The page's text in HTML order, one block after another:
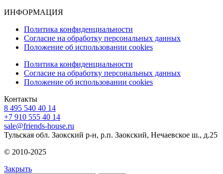
ИНФОРМАЦИЯ
Политика конфиденциальности
Согласие на обработку персональных данных
Положение об использовании cookies
Политика конфиденциальности
Согласие на обработку персональных данных
Положение об использовании cookies
Контакты
8 495 540 40 14
+7 910 555 40 14
sale@friends-house.ru
Тульская обл. Заокский р-н, р.п. Заокский, Нечаевское ш., д.25
© 2010-2025
Закрыть